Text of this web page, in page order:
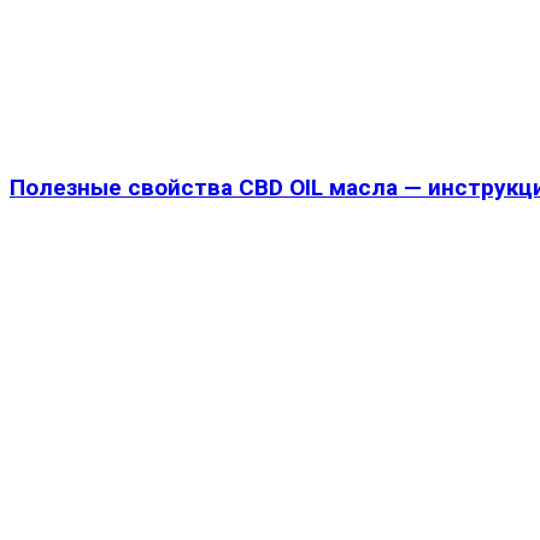
Полезные свойства CBD OIL масла —